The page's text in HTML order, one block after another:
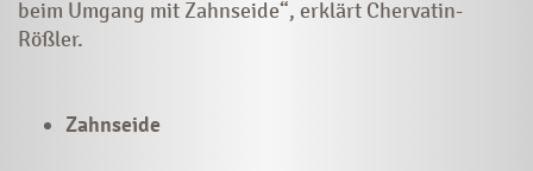
beim Umgang mit Zahnseide“, erklärt Chervatin-
Rößler.
Zahnseide